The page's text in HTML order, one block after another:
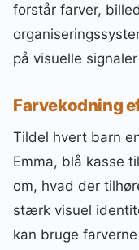
forstår farver,
på visuelle
Farvekodning
Tildel hvert barn
Emma, blå kasse
om, hvad der
stærk visuel
kan bruge